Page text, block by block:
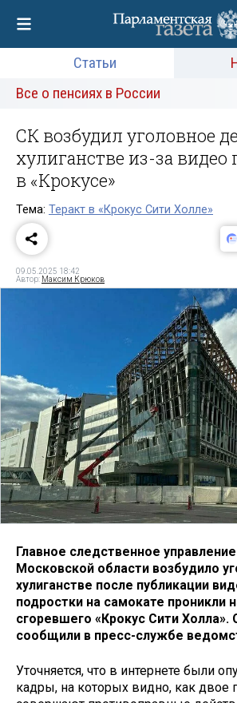
Статьи
Все о пенсиях в России
СК возбудил уголовное
хулиганстве из-за видео
в «Крокусе»
Тема: Теракт в «Крокус Сити Холле»
09.05.2025 18:42
Автор: Максим Крюков
Главное следственное
Московской области возбудило
хулиганстве после публикации
подростки на самокате проникли
сгоревшего «Крокус Сити Холла».
сообщили в пресс-службе
Уточняется, что в интернете были
кадры, на которых видно, как двое